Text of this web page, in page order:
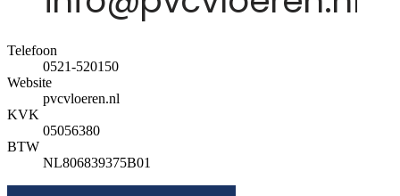
Telefoon
0521-520150
Website
pvcvloeren.nl
KVK
05056380
BTW
NL806839375B01